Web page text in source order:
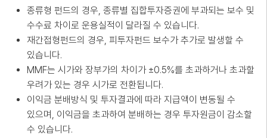
종류형 펀드의 경우, 종류별 집합투자증권에 부과되는 보수 및
수수료 차이로 운용실적이 달라질 수 있습니다.
재간접형펀드의 경우, 피투자펀드 보수가 추가로 발생할 수
있습니다.
MMF는 시가와 장부가의 차이가 ±0.5%를 초과하거나 초과할
우려가 있는 경우 시가로 전환됩니다.
이익금 분배방식 및 투자결과에 따라 지급액이 변동될 수
있으며, 이익금을 초과하여 분배하는 경우 투자원금이 감소할
수 있습니다.